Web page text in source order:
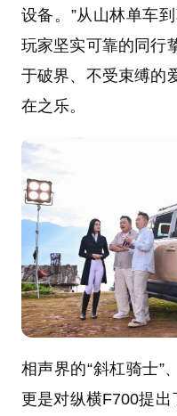
设备。”从山林单车
玩家坚实可靠的同行
于破界、不受束缚的
在之乐。
相声界的“斜杠骑士”
更是对纵横F700提出